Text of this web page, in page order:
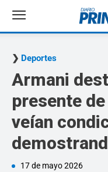
Deportes
Armani
presente
veían
17 de mayo 2026